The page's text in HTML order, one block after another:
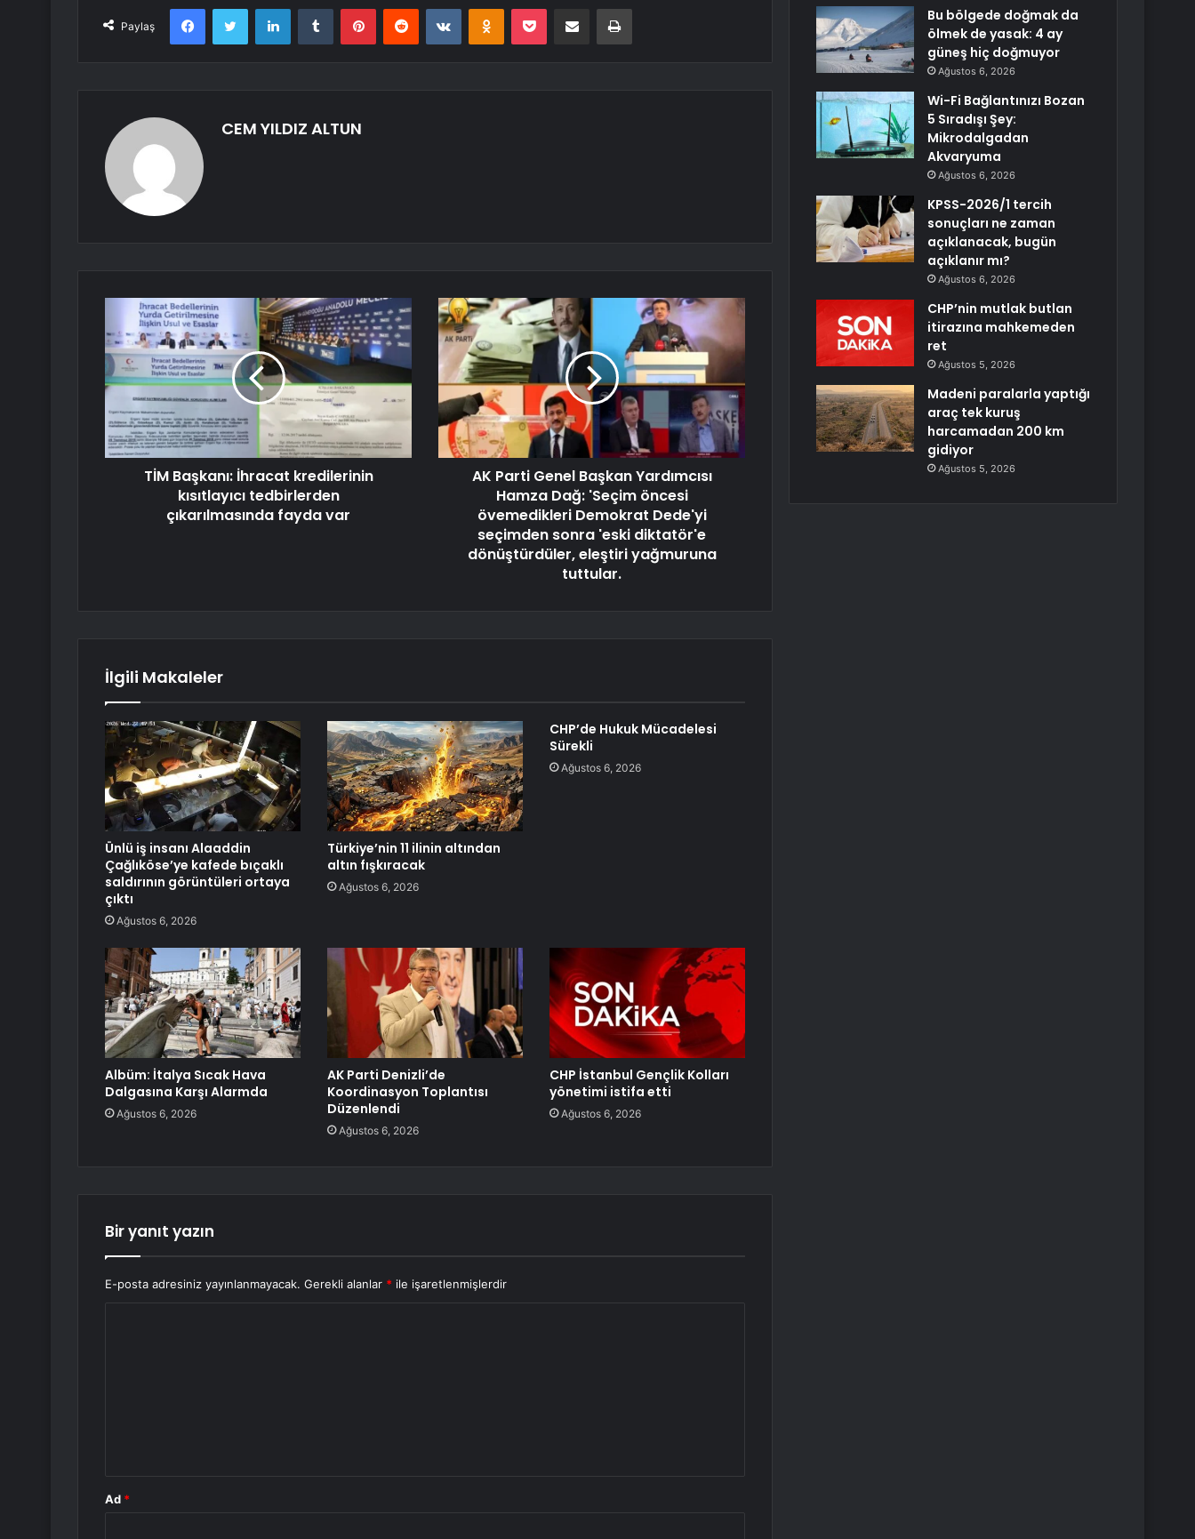
Paylaş
FacebookTwitter LinkedInTumblr PinterestReddit VKontakteOdnoklassniki
Pocket E-Posta ile paylaş Yazdır
CEM YILDIZ ALTUN
TİM Başkanı: İhracat kredilerinin
kısıtlayıcı tedbirlerden
çıkarılmasında fayda var
AK Parti Genel Başkan Yardımcısı
Hamza Dağ: 'Seçim öncesi
övemedikleri Demokrat Dede'yi
seçimden sonra 'eski diktatör'e
dönüştürdüler, eleştiri yağmuruna
tuttular.
İlgili Makaleler
Ünlü iş insanı Alaaddin
Çağlıköse’ye kafede bıçaklı
saldırının görüntüleri ortaya
çıktı
Ağustos 6, 2026
Türkiye’nin 11 ilinin altından
altın fışkıracak
Ağustos 6, 2026
CHP’de Hukuk Mücadelesi
Sürekli
Ağustos 6, 2026
Albüm: İtalya Sıcak Hava
Dalgasına Karşı Alarmda
Ağustos 6, 2026
AK Parti Denizli’de
Koordinasyon Toplantısı
Düzenlendi
Ağustos 6, 2026
CHP İstanbul Gençlik Kolları
yönetimi istifa etti
Ağustos 6, 2026
Bir yanıt yazın
E-posta adresiniz yayınlanmayacak. Gerekli alanlar * ile işaretlenmişlerdir
Ad *
Bu bölgede doğmak da
ölmek de yasak: 4 ay
güneş hiç doğmuyor
Ağustos 6, 2026
Wi-Fi Bağlantınızı Bozan
5 Sıradışı Şey:
Mikrodalgadan
Akvaryuma
Ağustos 6, 2026
KPSS-2026/1 tercih
sonuçları ne zaman
açıklanacak, bugün
açıklanır mı?
Ağustos 6, 2026
CHP’nin mutlak butlan
itirazına mahkemeden
ret
Ağustos 5, 2026
Madeni paralarla yaptığı
araç tek kuruş
harcamadan 200 km
gidiyor
Ağustos 5, 2026